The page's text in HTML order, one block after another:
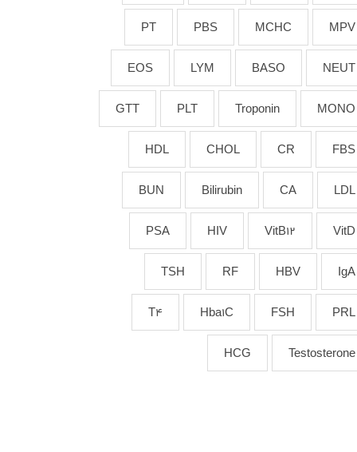
MPV
MCHC
PBS
PT
NEUT
BASO
LYM
EOS
MONO
Troponin
PLT
GTT
FBS
CR
CHOL
HDL
LDL
CA
Bilirubin
BUN
VitD
VitB12
HIV
PSA
IgA
HBV
RF
TSH
PRL
FSH
Hba1C
T4
Testosterone
HCG